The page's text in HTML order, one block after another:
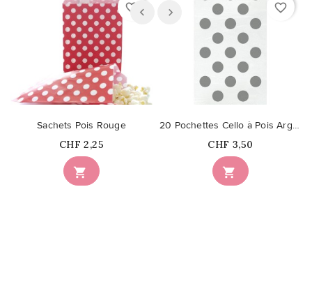
favorite_border

Sachets Pois Rouge
Prix
CHF 2,25
favorite_border

20 Pochettes Cello à Pois Argentés
Prix
CHF 3,50